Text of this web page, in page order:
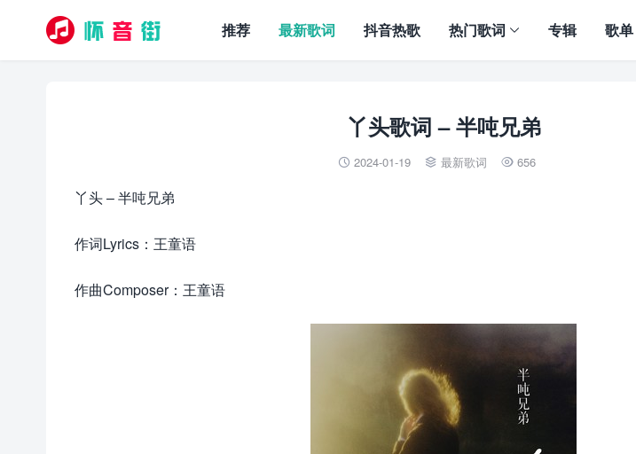
推荐 最新歌词 抖音热歌 热门歌词 专辑 歌单
丫头歌词 – 半吨兄弟
 2024-01-19  最新歌词  656
丫头 – 半吨兄弟
作词Lyrics：王童语
作曲Composer：王童语